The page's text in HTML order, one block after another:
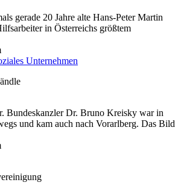
gerade 20 Jahre alte Hans-Peter Martin
in Österreichs größtem
Unternehmen
Bundeskanzler Dr. Bruno Kreisky war in
und kam auch nach Vorarlberg. Das Bild